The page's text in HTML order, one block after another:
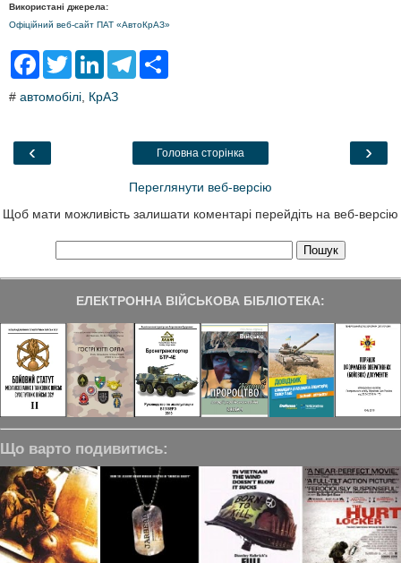
Використані джерела:
Офіційний веб-сайт ПАТ «АвтоКрАЗ»
F
e
o
T
t
L
k
T
a
# автомобілі КрАЗ
‹ ›
Головна сторінка
Переглянути веб-версію
Щоб мати можливість залишати коментарі перейдіть на веб-версію
ЕЛЕКТРОННА ВІЙСЬКОВА БІБЛІОТЕКА:
Що варто подивитись: